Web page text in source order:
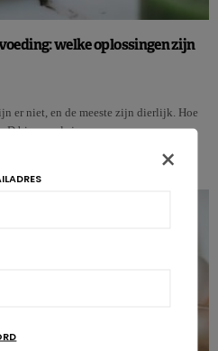
welke oplossingen zijn
er niet, en de meeste zijn dierlijk. Hoe
D binnen als je …
×